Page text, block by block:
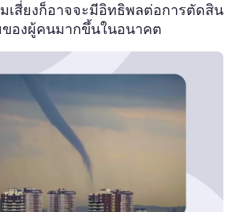
เสี่ยงก็อาจจะมีอิทธิพลต่อการตัดสิน
ของผู้คนมากขึ้นในอนาคต